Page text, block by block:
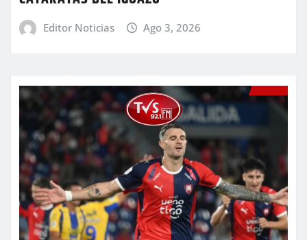
Editor Noticias Ago 3, 2026